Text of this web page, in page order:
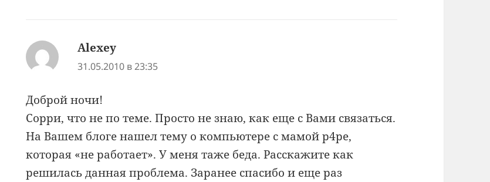
Alexey
31.05.2010 в 23:35
Доброй ночи!
Сорри, что не по теме. Просто не знаю, как еще с Вами связаться.
На Вашем блоге нашел тему о компьютере с мамой p4pe,
которая «не работает». У меня таже беда. Расскажите как
решилась данная проблема. Заранее спасибо и еще раз